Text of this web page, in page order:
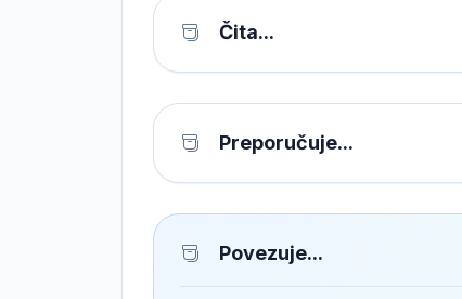
Čita...
Preporučuje...
Povezuje...